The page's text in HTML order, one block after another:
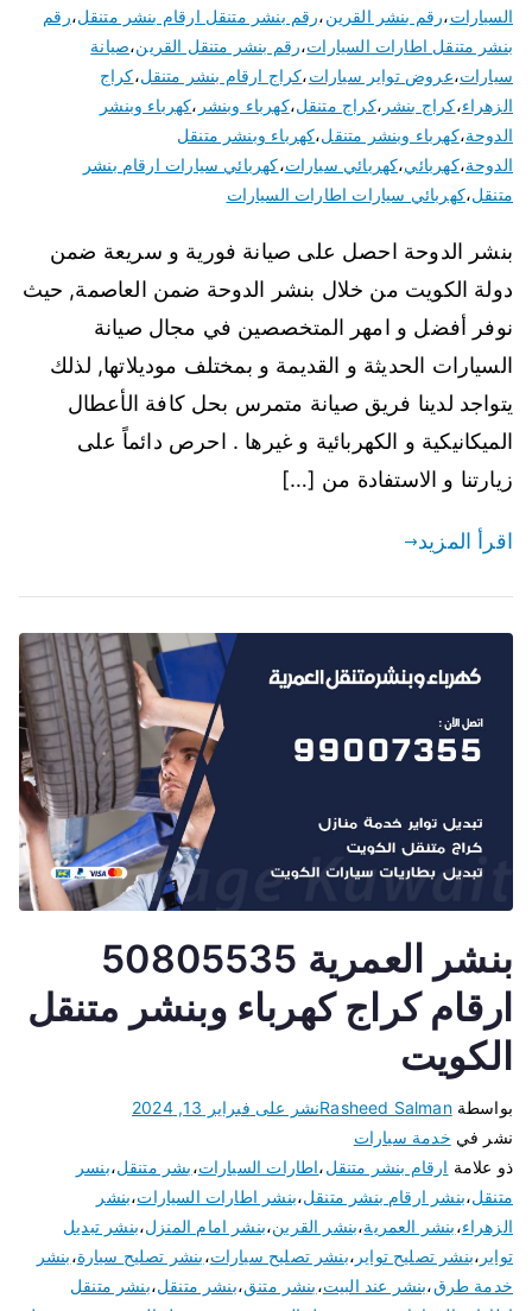
السيارات،رقم بنشر القرين،رقم بنشر متنقل ارقام بنشر متنقل،رقم
بنشر متنقل اطارات السيارات،رقم بنشر متنقل القرين،صيانة
سيارات،عروض تواير سيارات،كراج ارقام بنشر متنقل،كراج
الزهراء،كراج بنشر ،كراج متنقل،كهرباء وبنشر ،كهرباء وبنشر
الدوحة،كهرباء وبنشر متنقل،كهرباء وبنشر متنقل
الدوحة،كهربائي،كهربائي سيارات،كهربائي سيارات ارقام بنشر
متنقل،كهربائي سيارات اطارات السيارات
بنشر الدوحة احصل على صيانة فورية و سريعة ضمن
دولة الكويت من خلال بنشر الدوحة ضمن العاصمة, حيث
نوفر أفضل و امهر المتخصصين في مجال صيانة
السيارات الحديثة و القديمة و بمختلف موديلاتها, لذلك
يتواجد لدينا فريق صيانة متمرس بحل كافة الأعطال
الميكانيكية و الكهربائية و غيرها . احرص دائماً على
زيارتنا و الاستفادة من […]
اقرأ المزيد
بنشر العمرية 50805535
ارقام كراج كهرباء وبنشر متنقل
الكويت
بواسطةRasheed Salmanنشر على فبراير 13, 2024
نشر في خدمة سيارات
ذو علامة ارقام بنشر متنقل،اطارات السيارات،بشر متنقل،بنسر
متنقل،بنشر ارقام بنشر متنقل،بنشر اطارات السيارات،بنشر
الزهراء،بنشر العمرية،بنشر القرين،بنشر امام المنزل،بنشر تبديل
تواير ،بنشر تصليح تواير ،بنشر تصليح سيارات،بنشر تصليح سيارة،بنشر
خدمة طرق،بنشر عند البيت،بنشر متنق،بنشر متنقل،بنشر متنقل